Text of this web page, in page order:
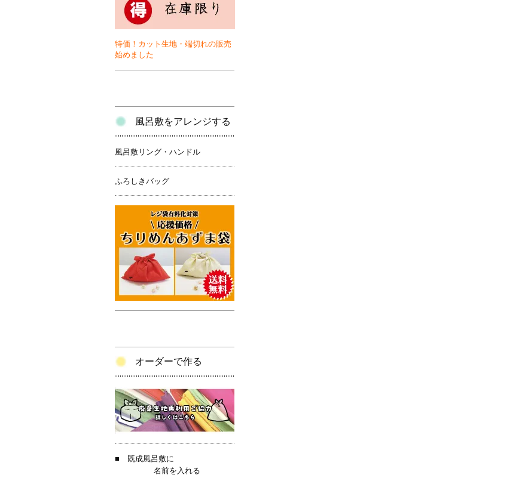
特価！カット生地・端切れの販売
始めました
風呂敷をアレンジする
風呂敷リング・ハンドル
ふろしきバッグ
オーダーで作る
■ 既成風呂敷に
名前を入れる